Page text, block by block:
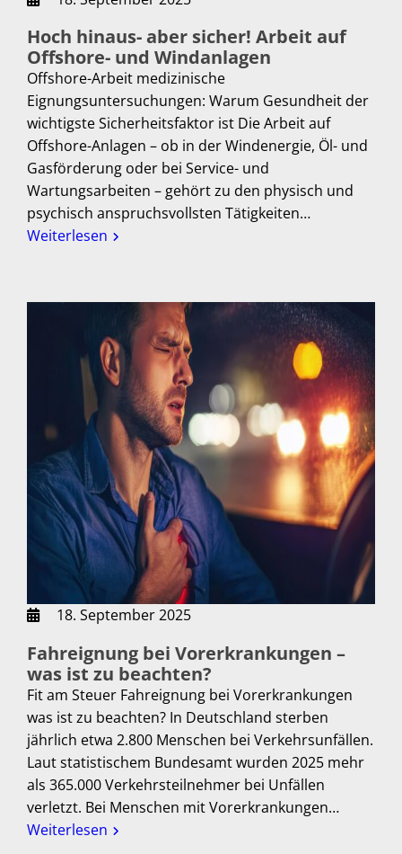
Hoch hinaus- aber sicher! Arbeit auf
Offshore- und Windanlagen
Offshore-Arbeit medizinische
Eignungsuntersuchungen: Warum Gesundheit der
wichtigste Sicherheitsfaktor ist Die Arbeit auf
Offshore-Anlagen – ob in der Windenergie, Öl- und
Gasförderung oder bei Service- und
Wartungsarbeiten – gehört zu den physisch und
psychisch anspruchsvollsten Tätigkeiten…
Weiterlesen
18. September 2025
Fahreignung bei Vorerkrankungen –
was ist zu beachten?
Fit am Steuer Fahreignung bei Vorerkrankungen
was ist zu beachten? In Deutschland sterben
jährlich etwa 2.800 Menschen bei Verkehrsunfällen.
Laut statistischem Bundesamt wurden 2025 mehr
als 365.000 Verkehrsteilnehmer bei Unfällen
verletzt. Bei Menschen mit Vorerkrankungen…
Weiterlesen